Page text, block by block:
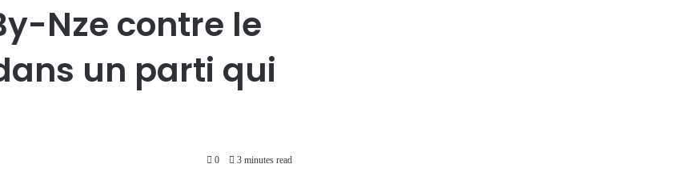
Nze contre le
un parti qui
0 3 minutes read